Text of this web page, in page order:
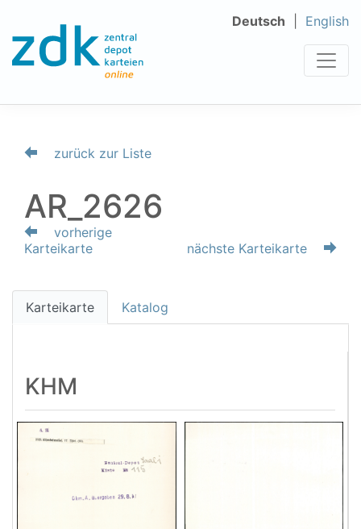
Deutsch English
zurück zur Liste
AR_2626
vorherige
Karteikarte
nächste Karteikarte
Karteikarte Katalog
KHM